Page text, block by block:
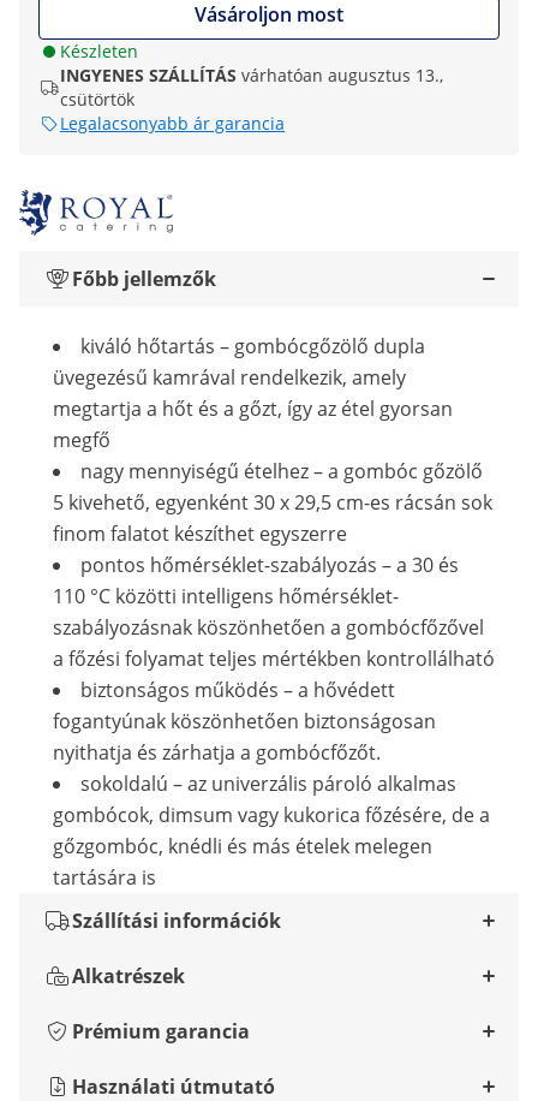
Vásároljon most
Készleten
INGYENES SZÁLLÍTÁS várhatóan augusztus 13.,
csütörtök
Legalacsonyabb ár garancia
Főbb jellemzők
kiváló hőtartás – gombócgőzölő dupla
üvegezésű kamrával rendelkezik, amely
megtartja a hőt és a gőzt, így az étel gyorsan
megfő
nagy mennyiségű ételhez – a gombóc gőzölő
5 kivehető, egyenként 30 x 29,5 cm-es rácsán sok
finom falatot készíthet egyszerre
pontos hőmérséklet-szabályozás – a 30 és
110 °C közötti intelligens hőmérséklet-
szabályozásnak köszönhetően a gombócfőzővel
a főzési folyamat teljes mértékben kontrollálható
biztonságos működés – a hővédett
fogantyúnak köszönhetően biztonságosan
nyithatja és zárhatja a gombócfőzőt.
sokoldalú – az univerzális pároló alkalmas
gombócok, dimsum vagy kukorica főzésére, de a
gőzgombóc, knédli és más ételek melegen
tartására is
Szállítási információk
Alkatrészek
Prémium garancia
Használati útmutató